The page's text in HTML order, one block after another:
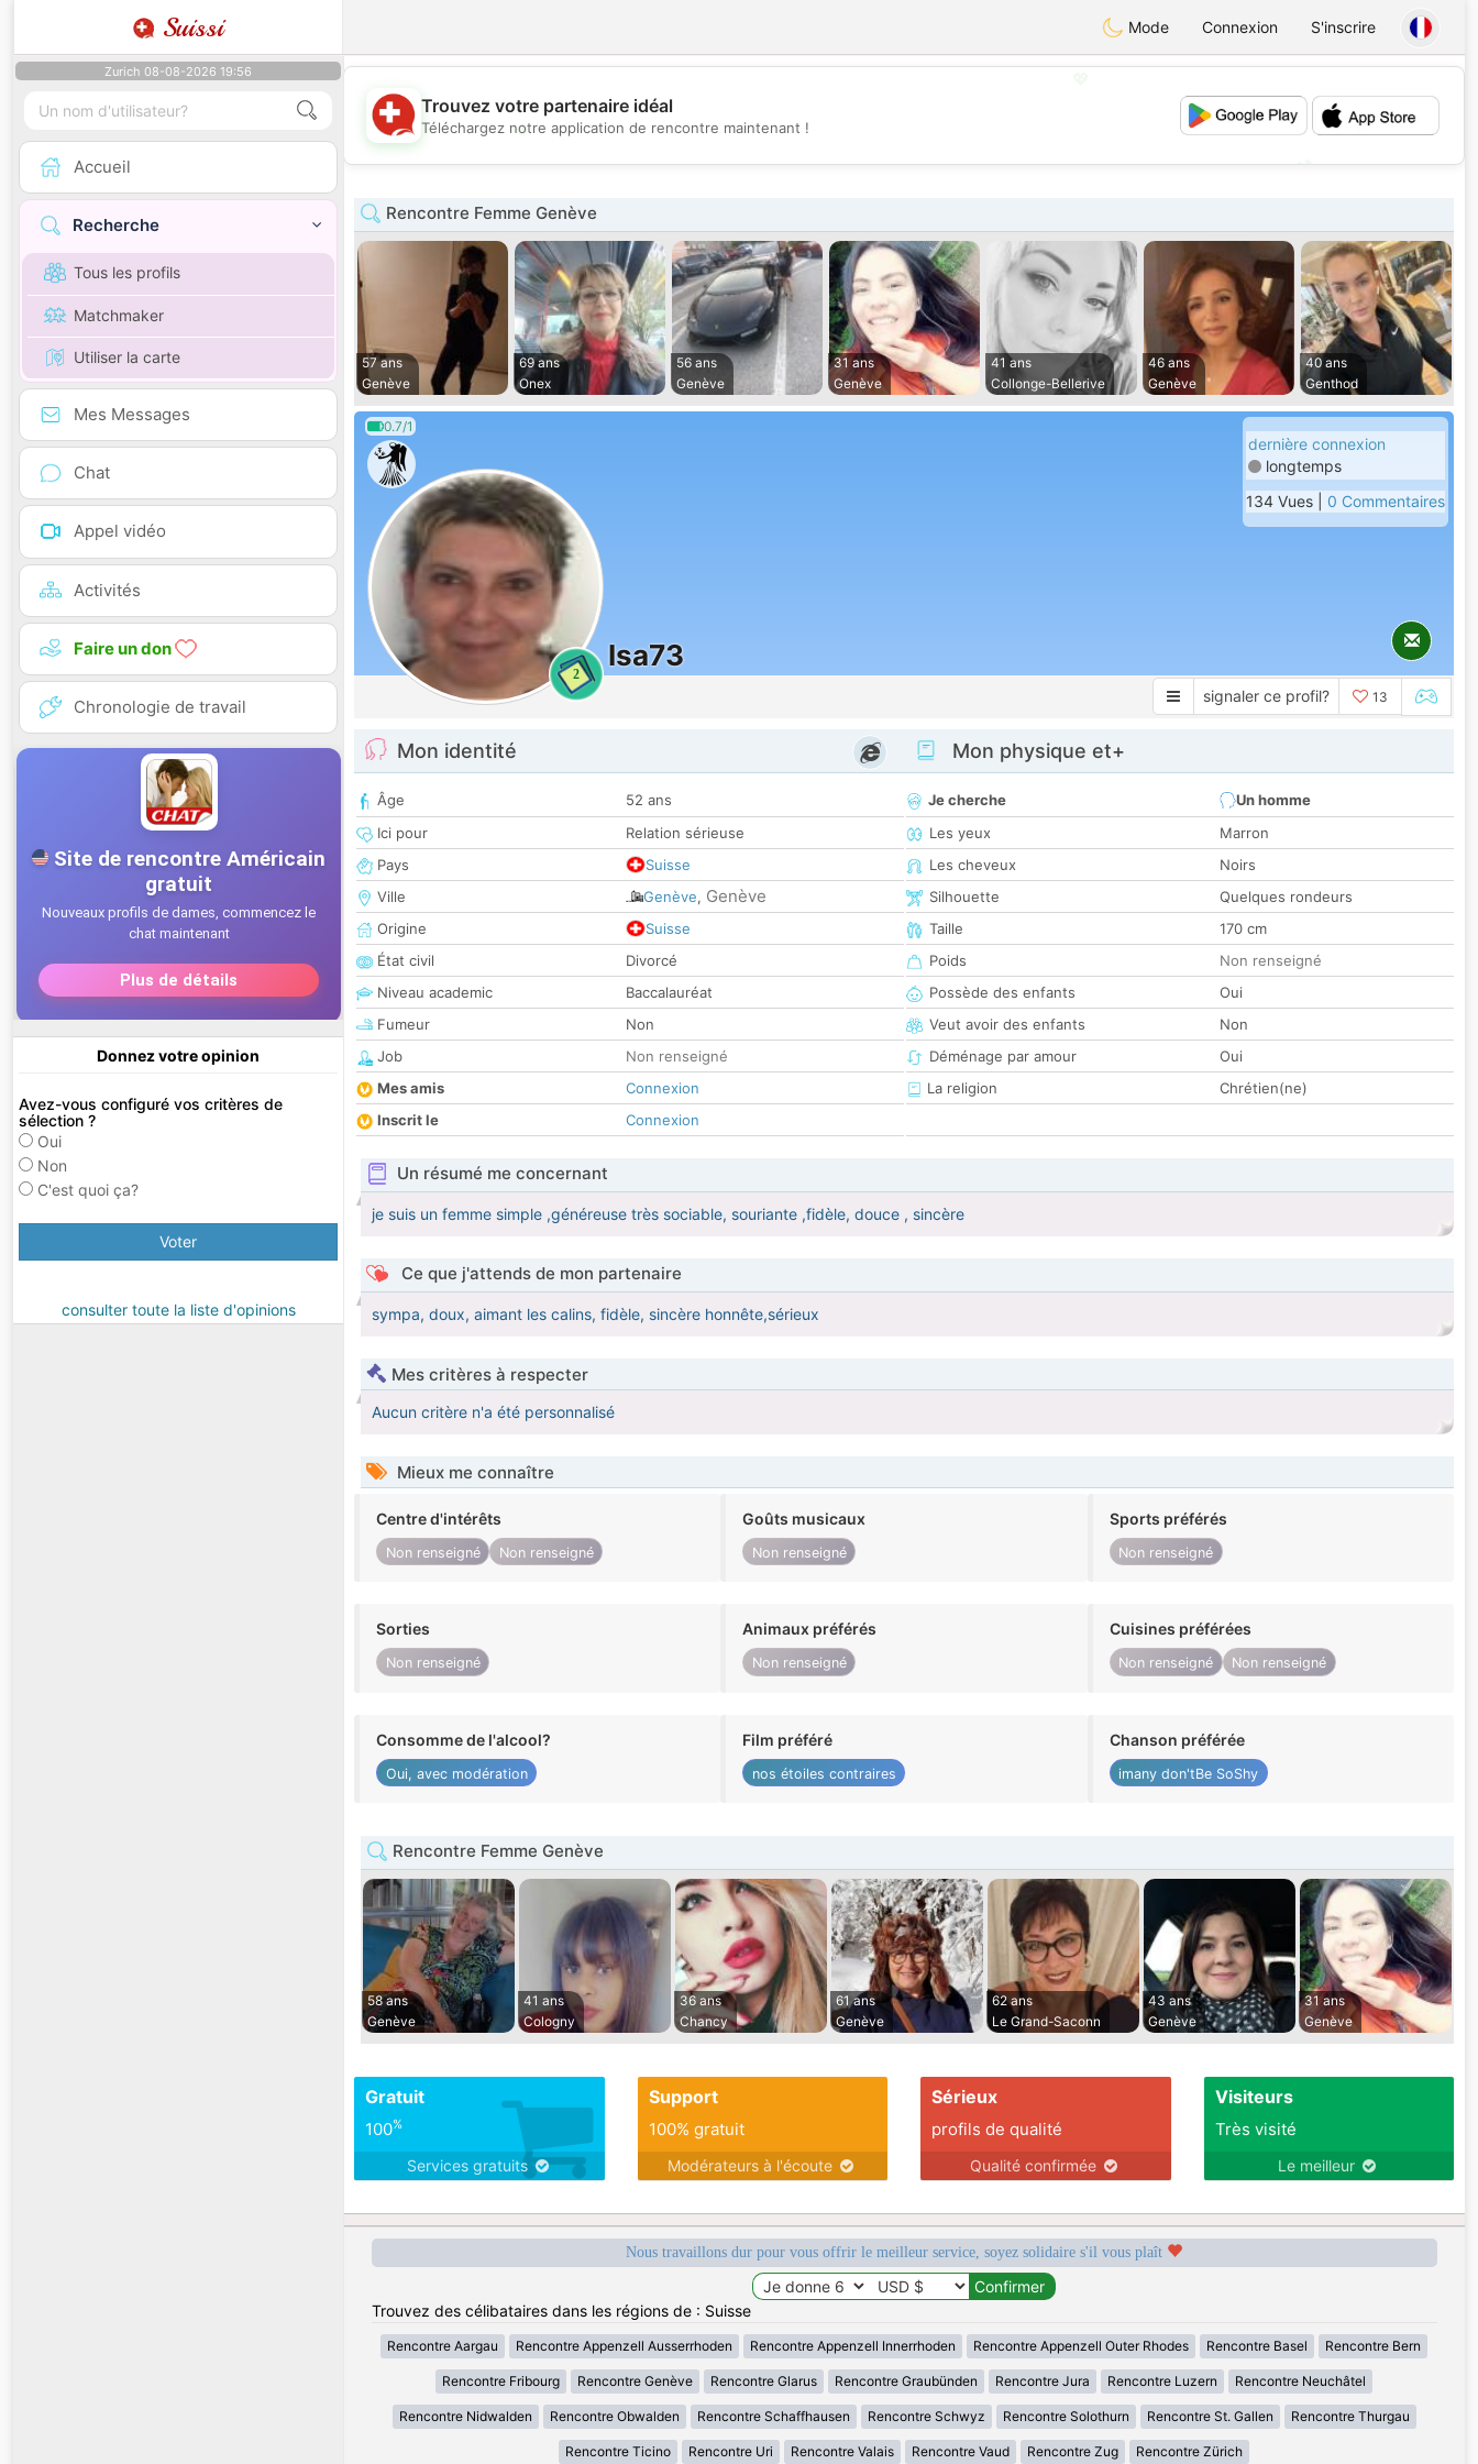
Suissi Mode Connexion S'inscrire
Zurich 08-08-2026 19:56
Accueil
Recherche
Tous les profils
Matchmaker
Utiliser la carte
Mes Messages
Chat
Appel vidéo
Activités
Faire un don
Chronologie de travail
Donnez votre opinion
Avez-vous configuré vos critères de
sélection ?
Oui
Non
C'est quoi ça?
Voter
consulter toute la liste d'opinions
💕
Trouvez votre partenaire idéal
Téléchargez notre application de rencontre maintenant !
Rencontre Femme Genève
57 ans
Genève
69 ans
Onex
56 ans
Genève
31 ans
Genève
41 ans
Collonge-Bellerive
46 ans
Genève
40 ans
Genthod
0.7/1
2
Isa73
dernière connexion
longtemps
134 Vues | 0 Commentaires
signaler ce profil? 13
Mon identité
Âge
52 ans
Ici pour
Relation sérieuse
Pays
Suisse
Ville
Genève, Genève
Origine
Suisse
État civil
Divorcé
Niveau academic
Baccalauréat
Fumeur
Non
Job
Non renseigné
Mes amis
Connexion
Inscrit le
Connexion
Mon physique et+
Je cherche
Un homme
Les yeux
Marron
Les cheveux
Noirs
Silhouette
Quelques rondeurs
Taille
170 cm
Poids
Non renseigné
Possède des enfants
Oui
Veut avoir des enfants
Non
Déménage par amour
Oui
La religion
Chrétien(ne)
Un résumé me concernant
je suis un femme simple ,généreuse très sociable, souriante ,fidèle, douce , sincère
Ce que j'attends de mon partenaire
sympa, doux, aimant les calins, fidèle, sincère honnête,sérieux
Mes critères à respecter
Aucun critère n'a été personnalisé
Mieux me connaître
Centre d'intérêts
Non renseigné Non renseigné
Goûts musicaux
Non renseigné
Sports préférés
Non renseigné
Sorties
Non renseigné
Animaux préférés
Non renseigné
Cuisines préférées
Non renseigné Non renseigné
Consomme de l'alcool?
Oui, avec modération
Film préféré
nos étoiles contraires
Chanson préférée
imany don'tBe SoShy
Rencontre Femme Genève
58 ans
Genève
41 ans
Cologny
36 ans
Chancy
61 ans
Genève
62 ans
Le Grand-Saconn
43 ans
Genève
31 ans
Genève
Gratuit
100%
Services gratuits
Support
100% gratuit
Modérateurs à l'écoute
Sérieux
profils de qualité
Qualité confirmée
Visiteurs
Très visité
Le meilleur
Nous travaillons dur pour vous offrir le meilleur service, soyez solidaire s'il vous plaît
Trouvez des célibataires dans les régions de : Suisse
Rencontre Aargau Rencontre Appenzell Ausserrhoden Rencontre Appenzell Innerrhoden Rencontre Appenzell Outer Rhodes Rencontre Basel Rencontre Bern
Rencontre Fribourg Rencontre Genève Rencontre Glarus Rencontre Graubünden Rencontre Jura Rencontre Luzern Rencontre Neuchâtel
Rencontre Nidwalden Rencontre Obwalden Rencontre Schaffhausen Rencontre Schwyz Rencontre Solothurn Rencontre St. Gallen Rencontre Thurgau
Rencontre Ticino Rencontre Uri Rencontre Valais Rencontre Vaud Rencontre Zug Rencontre Zürich